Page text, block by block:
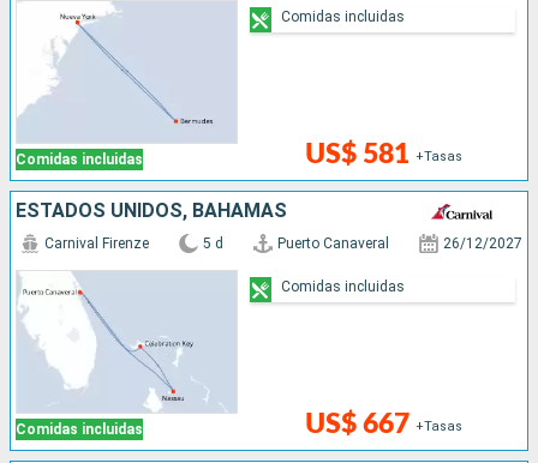
Comidas incluidas US$ 581 +Tasas
Comidas incluidas
ESTADOS UNIDOS, BAHAMAS
Comidas incluidas
Carnival Firenze 5 d Puerto Canaveral 26/12/2027
US$ 667 +Tasas
Comidas incluidas